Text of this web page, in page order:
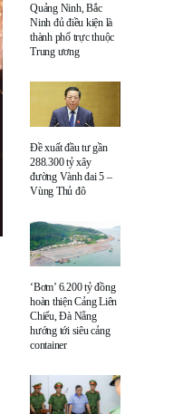
Quảng Ninh, Bắc
Ninh đủ điều kiện là
thành phố trực thuộc
Trung ương
Đề xuất đầu tư gần
288.300 tỷ xây
đường Vành đai 5 –
Vùng Thủ đô
‘Bơm’ 6.200 tỷ đồng
hoàn thiện Cảng Liên
Chiểu, Đà Nẵng
hướng tới siêu cảng
container